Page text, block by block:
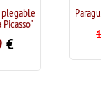
plegable Caballero